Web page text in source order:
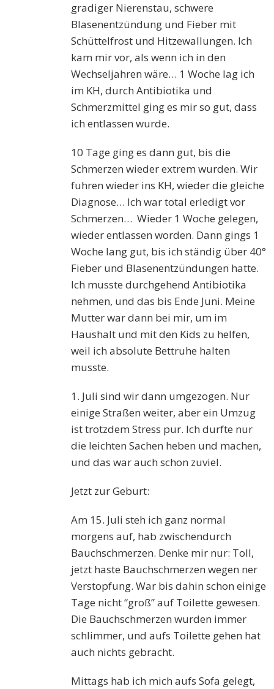
gradiger Nierenstau, schwere
Blasenentzündung und Fieber mit
Schüttelfrost und Hitzewallungen. Ich
kam mir vor, als wenn ich in den
Wechseljahren wäre… 1 Woche lag ich
im KH, durch Antibiotika und
Schmerzmittel ging es mir so gut, dass
ich entlassen wurde.
10 Tage ging es dann gut, bis die
Schmerzen wieder extrem wurden. Wir
fuhren wieder ins KH, wieder die gleiche
Diagnose… Ich war total erledigt vor
Schmerzen… Wieder 1 Woche gelegen,
wieder entlassen worden. Dann gings 1
Woche lang gut, bis ich ständig über 40°
Fieber und Blasenentzündungen hatte.
Ich musste durchgehend Antibiotika
nehmen, und das bis Ende Juni. Meine
Mutter war dann bei mir, um im
Haushalt und mit den Kids zu helfen,
weil ich absolute Bettruhe halten
musste.
1. Juli sind wir dann umgezogen. Nur
einige Straßen weiter, aber ein Umzug
ist trotzdem Stress pur. Ich durfte nur
die leichten Sachen heben und machen,
und das war auch schon zuviel.
Jetzt zur Geburt:
Am 15. Juli steh ich ganz normal
morgens auf, hab zwischendurch
Bauchschmerzen. Denke mir nur: Toll,
jetzt haste Bauchschmerzen wegen ner
Verstopfung. War bis dahin schon einige
Tage nicht “groß” auf Toilette gewesen.
Die Bauchschmerzen wurden immer
schlimmer, und aufs Toilette gehen hat
auch nichts gebracht.
Mittags hab ich mich aufs Sofa gelegt,